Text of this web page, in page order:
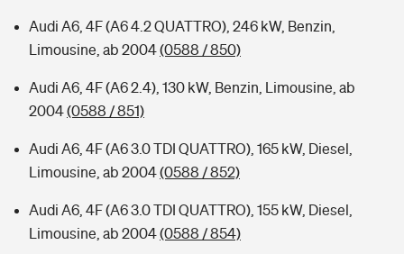
Audi A6, 4F (A6 4.2 QUATTRO), 246 kW, Benzin,
Limousine, ab 2004(0588 / 850)
Audi A6, 4F (A6 2.4), 130 kW, Benzin, Limousine, ab
2004(0588 / 851)
Audi A6, 4F (A6 3.0 TDI QUATTRO), 165 kW, Diesel,
Limousine, ab 2004(0588 / 852)
Audi A6, 4F (A6 3.0 TDI QUATTRO), 155 kW, Diesel,
Limousine, ab 2004(0588 / 854)